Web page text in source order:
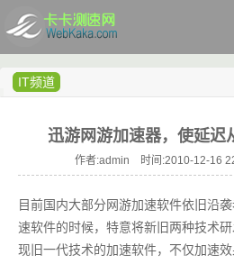
IT频道
迅游网游加速器，使延迟
作者:admin 时间:2010-12-16
目前国内大部分网游加速软件依旧沿
速软件的时候，特意将新旧两种技术
现旧一代技术的加速软件，不仅加速